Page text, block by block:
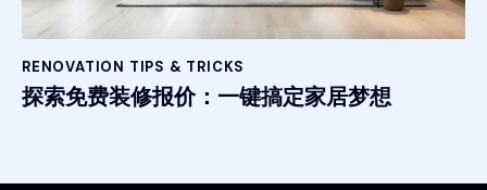
RENOVATION TIPS & TRICKS
探索免费装修报价：一键搞定家居梦想